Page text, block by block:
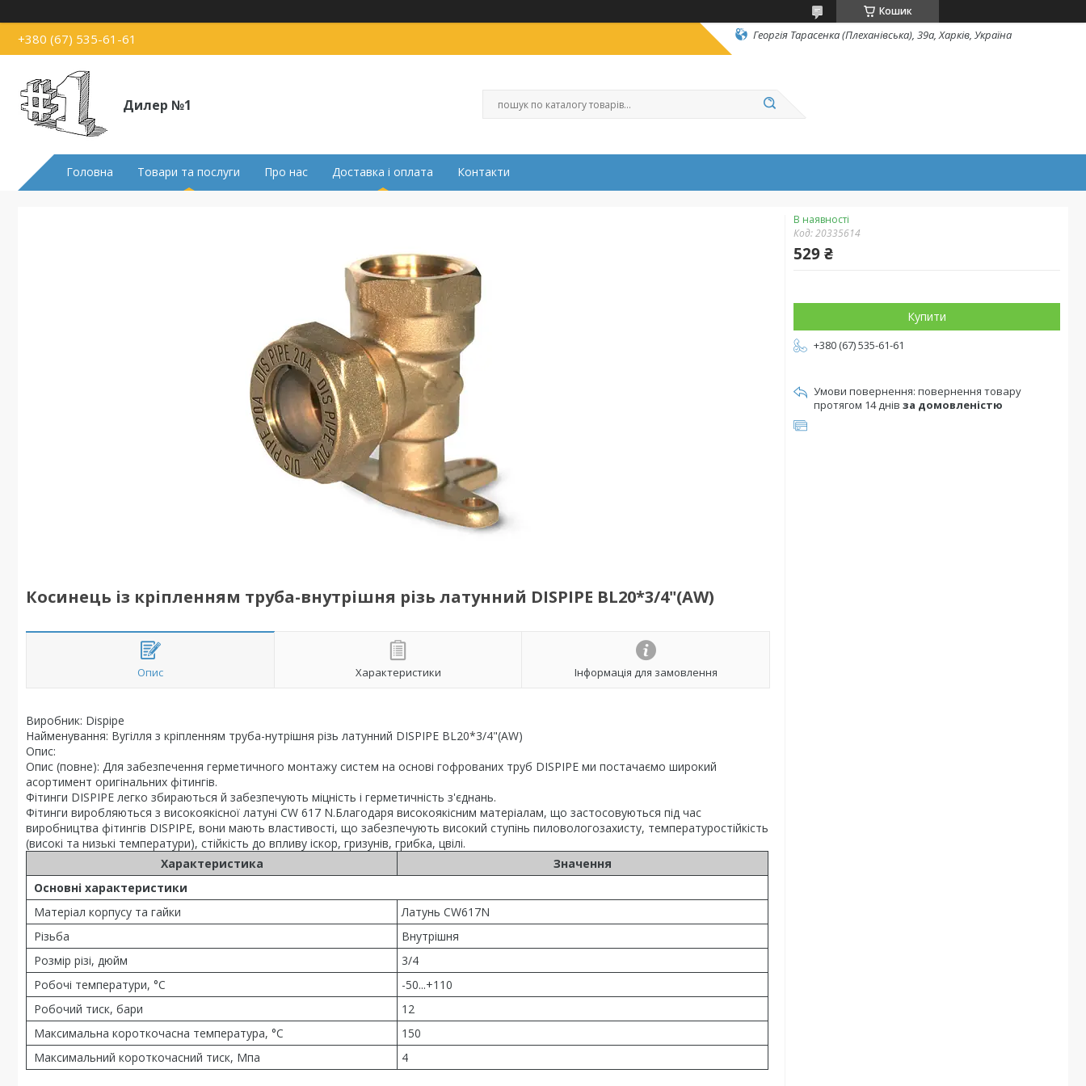
Кошик
+380 (67) 535-61-61 Георгія Тарасенка (Плеханівська), 39а, Харків, Україна
Дилер №1
Головна Товари та послуги Про нас Доставка і оплата Контакти
Косинець із кріпленням труба-внутрішня різь латунний DISPIPE BL20*3/4"(AW)
Опис Характеристики Інформація для замовлення
Виробник: Dispipe
Найменування: Вугілля з кріпленням труба-нутрішня різь латунний DISPIPE BL20*3/4"(AW)
Опис:
Опис (повне): Для забезпечення герметичного монтажу систем на основі гофрованих труб DISPIPE ми постачаємо широкий
асортимент оригінальних фітингів.
Фітинги DISPIPE легко збираються й забезпечують міцність і герметичність з'єднань.
Фітинги виробляються з високоякісної латуні CW 617 N.Благодаря високоякісним матеріалам, що застосовуються під час
виробництва фітингів DISPIPE, вони мають властивості, що забезпечують високий ступінь пиловологозахисту, температуростійкість
(високі та низькі температури), стійкість до впливу іскор, гризунів, грибка, цвілі.
Характеристика
Значення
Основні характеристики
Матеріал корпусу та гайки
Латунь CW617N
Різьба
Внутрішня
Розмір різі, дюйм
3/4
Робочі температури, °С
-50...+110
Робочий тиск, бари
12
Максимальна короткочасна температура, °C
150
Максимальний короткочасний тиск, Мпа
4
В наявності
Код:20335614
529 ₴
Купити
+380 (67) 535-61-61
повернення товару
протягом 14 днів за домовленістю